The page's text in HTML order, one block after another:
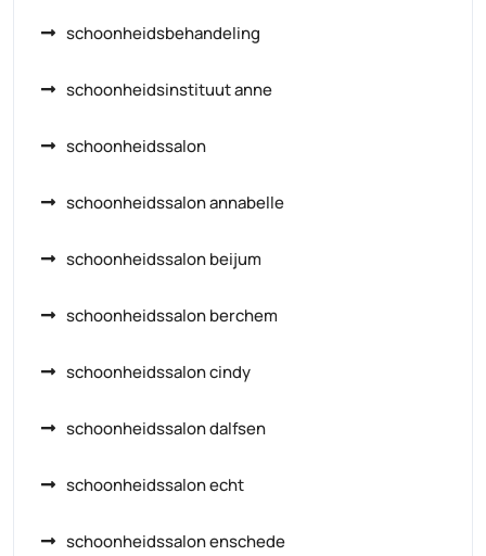
schoonheidsbehandeling
schoonheidsinstituut anne
schoonheidssalon
schoonheidssalon annabelle
schoonheidssalon beijum
schoonheidssalon berchem
schoonheidssalon cindy
schoonheidssalon dalfsen
schoonheidssalon echt
schoonheidssalon enschede